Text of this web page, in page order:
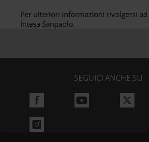
Per ulteriori informazioni rivolgersi ad
Intesa Sanpaolo.
SEGUICI ANCHE SU